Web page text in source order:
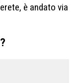
è andato via